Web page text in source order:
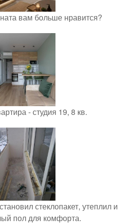
вам больше нравится?
- студия 19, 8 кв.
стеклопакет, утеплил и
пол для комфорта.